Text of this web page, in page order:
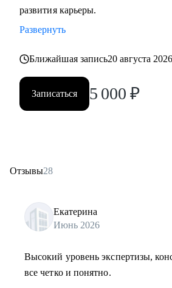
развития карьеры.
Развернуть
Ближайшая запись20 августа 2026
Записаться 5 000 ₽
Отзывы28
Екатерина
Июнь 2026
Высокий уровень экспертизы,
все четко и понятно.